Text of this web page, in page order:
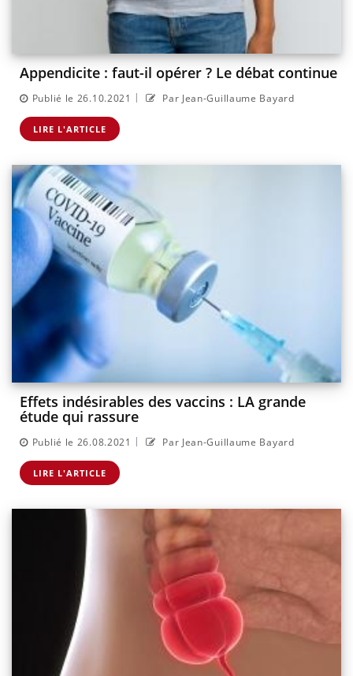
Appendicite : faut-il opérer ? Le débat continue
Publié le 26.10.2021 | Par Jean-Guillaume Bayard
LIRE L'ARTICLE
Effets indésirables des vaccins : LA grande
étude qui rassure
Publié le 26.08.2021 | Par Jean-Guillaume Bayard
LIRE L'ARTICLE